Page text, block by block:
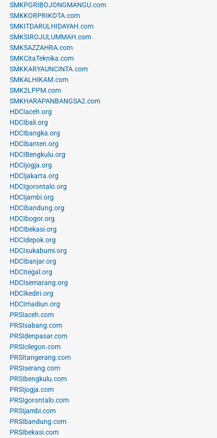
SMKPGRIBOJONGMANGU.com
SMKKORPRIKOTA.com
SMKITDARULHIDAYAH.com
SMKSIROJULUMMAH.com
SMKSAZZAHRA.com
SMKCitaTeknika.com
SMKKARYAUNCINTA.com
SMKALHIKAM.com
SMK2LPPM.com
SMKHARAPANBANGSA2.com
HDCIaceh.org
HDCIbali.org
HDCIbangka.org
HDCIbanten.org
HDCIBengkulu.org
HDCIjogja.org
HDCIjakarta.org
HDCIgorontalo.org
HDCIjambi.org
HDCIbandung.org
HDCIbogor.org
HDCIbekasi.org
HDCIdepok.org
HDCIsukabumi.org
HDCIbanjar.org
HDCItegal.org
HDCIsemarang.org
HDCIkediri.org
HDCImadiun.org
PRSIaceh.com
PRSIsabang.com
PRSIdenpasar.com
PRSIcilegon.com
PRSItangerang.com
PRSIserang.com
PRSIbengkulu.com
PRSIjogja.com
PRSIgorontalo.com
PRSIjambi.com
PRSIbandung.com
PRSIbekasi.com